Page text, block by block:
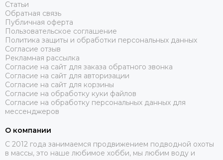
Статьи
Обратная связь
Публичная оферта
Пользовательское соглашение
Политика защиты и обработки персональных данных
Согласие отзыв
Рекламная рассылка
Согласие на сайт для заказа обратного звонка
Согласие на сайт для авторизации
Согласие на сайт для корзины
Согласие на обработку куки файлов
Согласие на обработку персональных данных для
мессенджеров
О компании
C 2012 года занимаемся продвижением подводной охоты
в массы, это наше любимое хобби, мы любим воду и